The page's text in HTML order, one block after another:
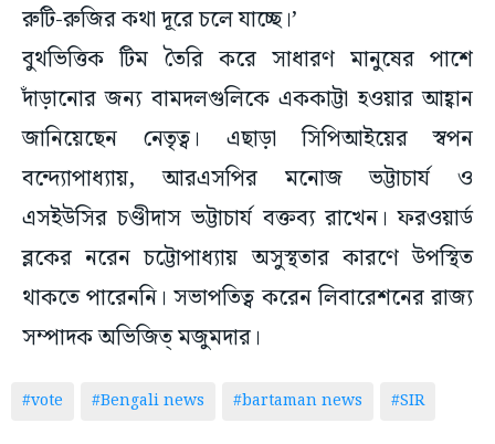
রুটি-রুজির কথা দূরে চলে যাচ্ছে।’
বুথভিত্তিক টিম তৈরি করে সাধারণ মানুষের পাশে
দাঁড়ানোর জন্য বামদলগুলিকে এককাট্টা হওয়ার আহ্বান
জানিয়েছেন নেতৃত্ব। এছাড়া সিপিআইয়ের স্বপন
বন্দ্যোপাধ্যায়, আরএসপির মনোজ ভট্টাচার্য ও
এসইউসির চণ্ডীদাস ভট্টাচার্য বক্তব্য রাখেন। ফরওয়ার্ড
ব্লকের নরেন চট্টোপাধ্যায় অসুস্থতার কারণে উপস্থিত
থাকতে পারেননি। সভাপতিত্ব করেন লিবারেশনের রাজ্য
সম্পাদক অভিজিত্ মজুমদার।
#vote #Bengali news #bartaman news #SIR